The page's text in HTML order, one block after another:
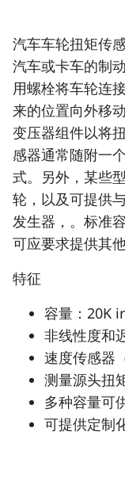
汽车车轮扭矩传
汽车或卡车的制
用螺栓将车轮连
来的位置向外移
变压器组件以将
感器通常随附一
式。另外，某些
轮，以及可提供
发生器，。标准
可应要求提供其他
特征
容量：20K
非线性度和
速度传感器
测量源头扭
多种容量可
可提供定制